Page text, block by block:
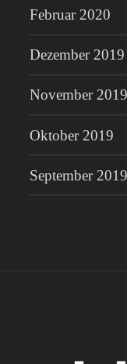
Februar 2020
Dezember 2019
November 2019
Oktober 2019
September 2019